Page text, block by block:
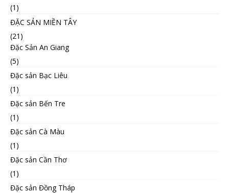
(1)
ĐẶC SẢN MIỀN TÂY
(21)
Đặc Sản An Giang
(5)
Đặc sản Bạc Liêu
(1)
Đặc sản Bến Tre
(1)
Đặc sản Cà Màu
(1)
Đặc sản Cần Thơ
(1)
Đặc sản Đồng Tháp